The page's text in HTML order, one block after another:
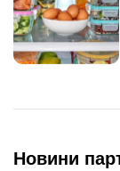
Новини